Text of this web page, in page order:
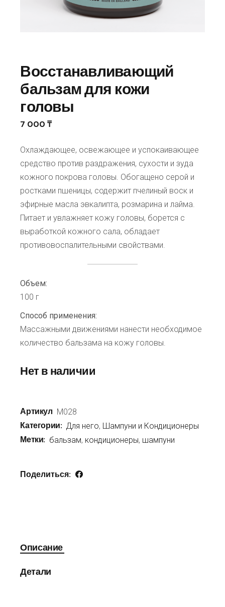
Восстанавливающий
бальзам для кожи
головы
7 000₸
Охлаждающее, освежающее и успокаивающее
средство против раздражения, сухости и зуда
кожного покрова головы. Обогащено серой и
ростками пшеницы, содержит пчелиный воск и
эфирные масла эвкалипта, розмарина и лайма.
Питает и увлажняет кожу головы, борется с
выработкой кожного сала, обладает
противовоспалительными свойствами.
Объем:
100 г
Способ применения:
Массажными движениями нанести необходимое
количество бальзама на кожу головы.
Нет в наличии
Артикул M028
Категории: Для него, Шампуни и Кондиционеры
Метки: бальзам, кондиционеры, шампуни
Поделиться:
Описание
Детали